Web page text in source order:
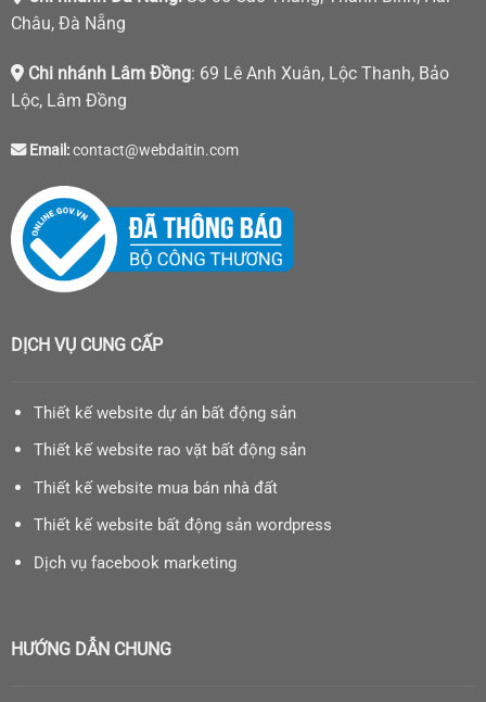
Châu, Đà Nẵng
Chi nhánh Lâm Đồng: 69 Lê Anh Xuân, Lộc Thanh, Bảo
Lộc, Lâm Đồng
Email:contact@webdaitin.com
DỊCH VỤ CUNG CẤP
Thiết kế website dự án bất động sản
Thiết kế website rao vặt bất động sản
Thiết kế website mua bán nhà đất
Thiết kế website bất động sản wordpress
Dịch vụ facebook marketing
HƯỚNG DẪN CHUNG